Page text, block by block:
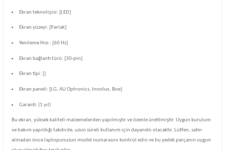
Ekran teknolojisi: [LED]
Ekran yüzeyi: [Parlak]
Yenileme Hızı : [60 Hz]
Ekran bağlantı türü: [30-pin]
Ekran tipi: []
Ekran paneli: [LG, AU Optronics, Innolux, Boe]
Garanti: (1 yıl)
Bu ekran, yüksek kaliteli malzemelerden yapılmıştır ve özenle üretilmiştir. Uygun kurulum
ve bakım yapıldığı takdirde, uzun süreli kullanım için dayanıklı olacaktır. Lütfen, satın
almadan önce laptopunuzun model numarasını kontrol edin ve bu yedek parçanın uygun